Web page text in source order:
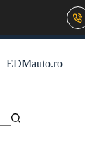
EDMauto.ro